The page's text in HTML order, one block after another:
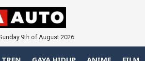
9th of August 2026